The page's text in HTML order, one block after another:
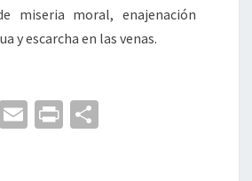
miseria moral, enajenación
y escarcha en las venas.
Li
E
Pr